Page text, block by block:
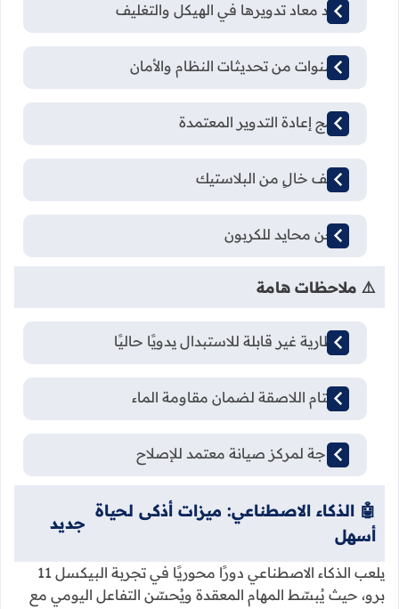
مواد معاد تدويرها في الهيكل والتغليف
7 سنوات من تحديثات النظام والأمان
برامج إعادة التدوير المعتمدة
تغليف خالٍ من البلاستيك
شحن محايد للكربون
⚠️ ملاحظات هامة
البطارية غير قابلة للاستبدال يدويًا حاليًا
الأختام اللاصقة لضمان مقاومة الماء
الحاجة لمركز صيانة معتمد للإصلاح
🤖 الذكاء الاصطناعي: ميزات أذكى لحياة
أسهل
جديد
يلعب الذكاء الاصطناعي دورًا محوريًا في تجربة البيكسل 11
برو، حيث يُبسّط المهام المعقدة ويُحسّن التفاعل اليومي مع